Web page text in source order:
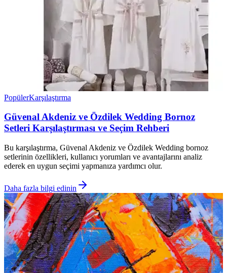
PopülerKarşılaştırma
Güvenal Akdeniz ve Özdilek Wedding Bornoz
Setleri Karşılaştırması ve Seçim Rehberi
Bu karşılaştırma, Güvenal Akdeniz ve Özdilek Wedding bornoz
setlerinin özellikleri, kullanıcı yorumları ve avantajlarını analiz
ederek en uygun seçimi yapmanıza yardımcı olur.
Daha fazla bilgi edinin